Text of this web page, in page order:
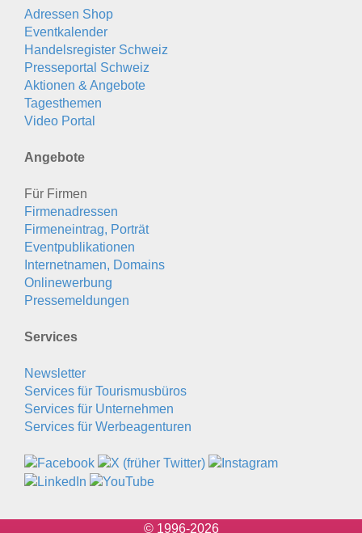
Adressen Shop
Eventkalender
Handelsregister Schweiz
Presseportal Schweiz
Aktionen & Angebote
Tagesthemen
Video Portal
Angebote
Für Firmen
Firmenadressen
Firmeneintrag, Porträt
Eventpublikationen
Internetnamen, Domains
Onlinewerbung
Pressemeldungen
Services
Newsletter
Services für Tourismusbüros
Services für Unternehmen
Services für Werbeagenturen
© 1996-2026